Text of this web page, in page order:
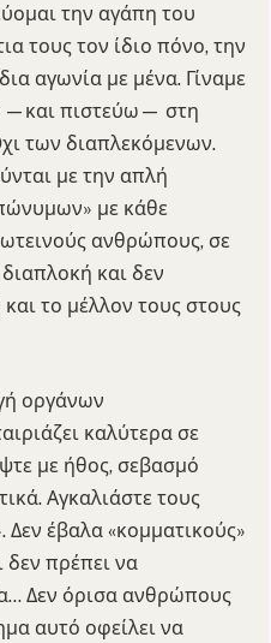
την αγάπη του
τους τον ίδιο πόνο, την
αγωνία με μένα. Γίναμε
—και πιστεύω— στη
των διαπλεκόμενων.
με την απλή
με κάθε
ανθρώπους, σε
και δεν
το μέλλον τους στους
οργάνων
καλύτερα σε
με ήθος, σεβασμό
Αγκαλιάστε τους
Δεν έβαλα «κομματικούς»
δεν πρέπει να
Δεν όρισα ανθρώπους
αυτό οφείλει να